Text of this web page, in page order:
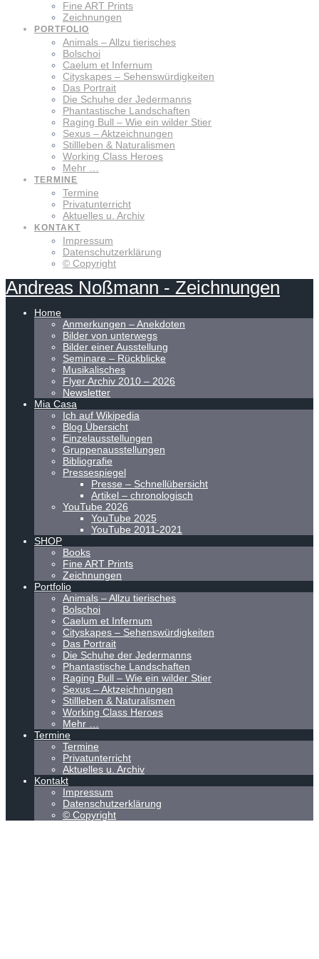
Fine ART Prints
Zeichnungen
PORTFOLIO
Animals – Allzu tierisches
Bolschoi
Caelum et Infernum
Cityskapes – Sehenswürdigkeiten
Das Portrait
Die Schuhe der Jedermanns
Phantastische Landschaften
Raging Bull – Wie ein wilder Stier
Sexus – Aktzeichnungen
Stillleben & Naturalismen
Working Class Heroes
Mehr …
TERMINE
Termine
Privatunterricht
Aktuelles u. Archiv
KONTAKT
Impressum
Datenschutzerklärung
© Copyright
Andreas Noßmann - Zeichnungen
Home
Anmerkungen – Anekdoten
Bilder von unterwegs
Bilder einer Ausstellung
Seminare – Rückblicke
Musikalisches
Flyer Archiv 2010 – 2026
Newsletter
Mia Casa
Ich auf Wikipedia
Blog Übersicht
Einzelausstellungen
Gruppenausstellungen
Bibliografie
Pressespiegel
Presse – Schnellübersicht
Artikel – chronologisch
YouTube 2026
YouTube 2025
YouTube 2011-2021
SHOP
Books
Fine ART Prints
Zeichnungen
Portfolio
Animals – Allzu tierisches
Bolschoi
Caelum et Infernum
Cityskapes – Sehenswürdigkeiten
Das Portrait
Die Schuhe der Jedermanns
Phantastische Landschaften
Raging Bull – Wie ein wilder Stier
Sexus – Aktzeichnungen
Stillleben & Naturalismen
Working Class Heroes
Mehr …
Termine
Termine
Privatunterricht
Aktuelles u. Archiv
Kontakt
Impressum
Datenschutzerklärung
© Copyright